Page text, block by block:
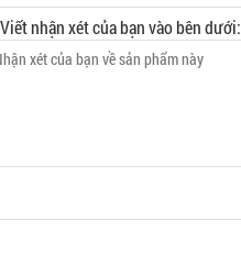
nhận xét của bạn vào bên dưới: